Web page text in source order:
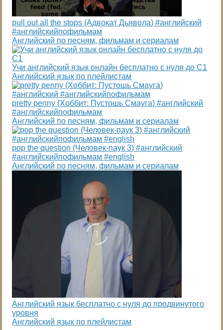
pull out all the stops (Адвокат Дьявола) #английский
#английскийпофильмам
Английский по песням, фильмам и сериалам
Учи английский язык онлайн бесплатно с нуля до С1
Английский язык по плейлистам
pretty penny (Хоббит: Пустошь Смауга) #английский
#английскийпофильмам
Английский по песням, фильмам и сериалам
pop the question (Человек-паук 3) #английский
#английскийпофильмам #english
Английский по песням, фильмам и сериалам
Английский язык бесплатно с нуля до продвинутого
уровня
Английский язык по плейлистам